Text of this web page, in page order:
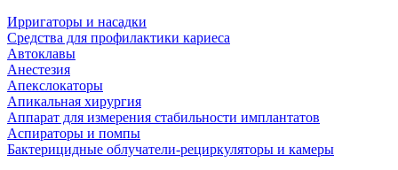
Ирригаторы и насадки
Средства для профилактики кариеса
Автоклавы
Анестезия
Апекслокаторы
Апикальная хирургия
Аппарат для измерения стабильности имплантатов
Аспираторы и помпы
Бактерицидные облучатели-рециркуляторы и камеры